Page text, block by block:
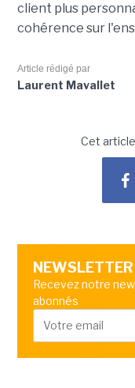
client plus
cohérence sur
Article rédigé par
Laurent Mavallet
Cet
NEWSLETTER
Recevez notre
abonnés